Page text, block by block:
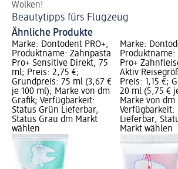
Wolken!
Beautytipps fürs Flugzeug
Ähnliche Produkte
Marke: Dontodent PRO+;
Produktname: Zahnpasta
Pro+ Sensitive Direkt, 75
ml; Preis: 2,75 €;
Grundpreis: 75 ml (3,67 €
je 100 ml); Marke von dm
Grafik; Verfügbarkeit:
Status Grün Lieferbar,
Status Grau dm Markt
wählen
Marke:
Produktname:
Pro+
Aktiv
Preis: 1,15 €;
20 ml (5,75 €
Marke von dm
Verfügbarkeit:
Lieferbar,
Markt wählen